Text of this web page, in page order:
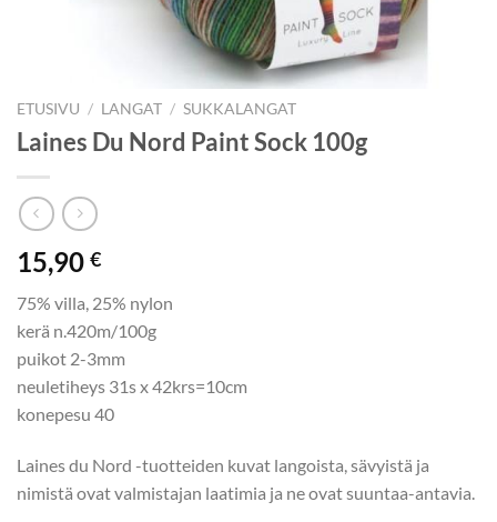
ETUSIVU / LANGAT / SUKKALANGAT
Laines Du Nord Paint Sock 100g
15,90 €
75% villa, 25% nylon
kerä n.420m/100g
puikot 2-3mm
neuletiheys 31s x 42krs=10cm
konepesu 40
Laines du Nord -tuotteiden kuvat langoista, sävyistä ja
nimistä ovat valmistajan laatimia ja ne ovat suuntaa-antavia.